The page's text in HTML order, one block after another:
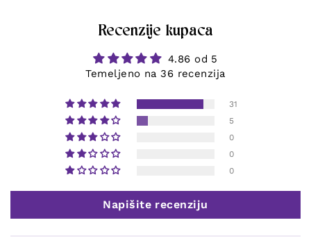
Recenzije kupaca
4.86 od 5
Temeljeno na 36 recenzija
31
5
0
0
0
Napišite recenziju